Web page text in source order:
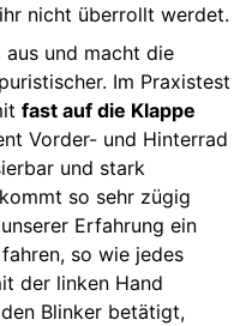
nicht überrollt werdet.
aus und macht die
Im Praxistest
fast auf die Klappe
Vorder- und Hinterrad
und stark
so sehr zügig
Erfahrung ein
so wie jedes
der linken Hand
Blinker betätigt,